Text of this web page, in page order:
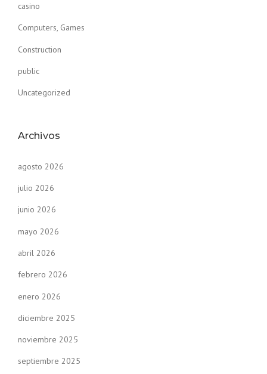
casino
Computers, Games
Construction
public
Uncategorized
Archivos
agosto 2026
julio 2026
junio 2026
mayo 2026
abril 2026
febrero 2026
enero 2026
diciembre 2025
noviembre 2025
septiembre 2025